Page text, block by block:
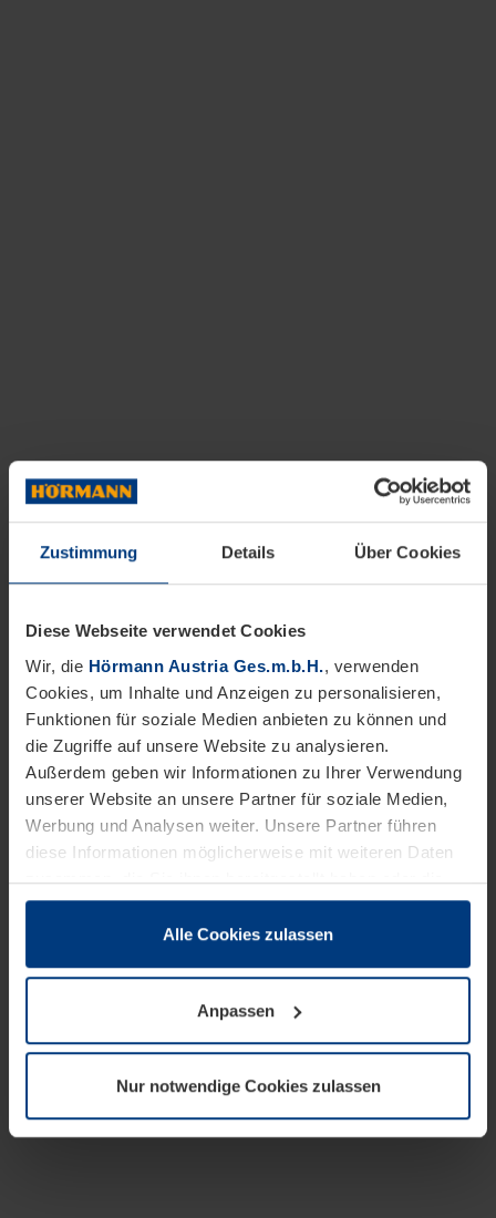
Zustimmung Details Über Cookies
Diese Webseite verwendet Cookies
Wir, die Hörmann Austria Ges.m.b.H., verwenden
Cookies, um Inhalte und Anzeigen zu personalisieren,
Funktionen für soziale Medien anbieten zu können und
die Zugriffe auf unsere Website zu analysieren.
Außerdem geben wir Informationen zu Ihrer Verwendung
unserer Website an unsere Partner für soziale Medien,
Werbung und Analysen weiter. Unsere Partner führen
diese Informationen möglicherweise mit weiteren Daten
zusammen, die Sie ihnen bereitgestellt haben oder die
sie im Rahmen Ihrer Nutzung der Dienste gesammelt
wenn diese für den Betrieb dieser Seite unbedingt
notwendig sind. Für alle anderen Cookie-Typen benötigen
wir Ihre Erlaubnis. Ihre Einwilligung können Sie jederzeit
Datenschutzerklärungunserer Website ändern oder
widerrufen.
Alle Cookies zulassen
Anpassen
Nur notwendige Cookies zulassen